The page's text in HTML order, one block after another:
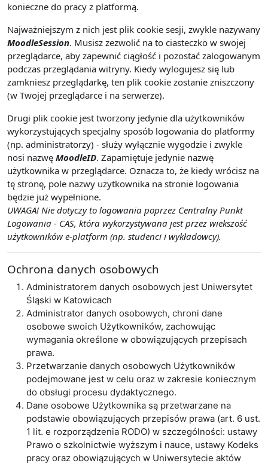
konieczne do pracy z platformą.
Najważniejszym z nich jest plik cookie sesji, zwykle nazywany
MoodleSession. Musisz zezwolić na to ciasteczko w swojej
przeglądarce, aby zapewnić ciągłość i pozostać zalogowanym
podczas przeglądania witryny. Kiedy wylogujesz się lub
zamkniesz przeglądarkę, ten plik cookie zostanie zniszczony
(w Twojej przeglądarce i na serwerze).
Drugi plik cookie jest tworzony jedynie dla użytkowników
wykorzystujących specjalny sposób logowania do platformy
(np. administratorzy) - służy wyłącznie wygodzie i zwykle
nosi nazwę MoodleID. Zapamiętuje jedynie nazwę
użytkownika w przeglądarce. Oznacza to, że kiedy wrócisz na
tę stronę, pole nazwy użytkownika na stronie logowania
będzie już wypełnione.
UWAGA! Nie dotyczy to logowania poprzez Centralny Punkt
Logowania - CAS, która wykorzystywana jest przez wiekszość
użytkowników e-platform (np. studenci i wykładowcy).
Ochrona danych osobowych
Administratorem danych osobowych jest Uniwersytet
Śląski w Katowicach
Administrator danych osobowych, chroni dane
osobowe swoich Użytkowników, zachowując
wymagania określone w obowiązujących przepisach
prawa.
Przetwarzanie danych osobowych Użytkowników
podejmowane jest w celu oraz w zakresie koniecznym
do obsługi procesu dydaktycznego.
Dane osobowe Użytkownika są przetwarzane na
podstawie obowiązujących przepisów prawa (art. 6 ust.
1 lit. e rozporządzenia RODO) w szczególności: ustawy
Prawo o szkolnictwie wyższym i nauce, ustawy Kodeks
pracy oraz obowiązujących w Uniwersytecie aktów